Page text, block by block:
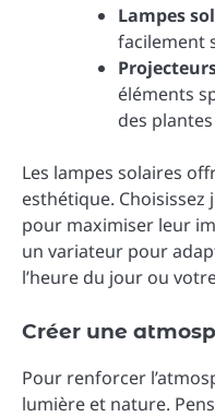
Lampes
facilement
éléments
des
Les lampes solaires
esthétique. Choisissez
pour maximiser leur
un variateur pour
l’heure du jour ou
Créer une
Pour renforcer
lumière et nature.